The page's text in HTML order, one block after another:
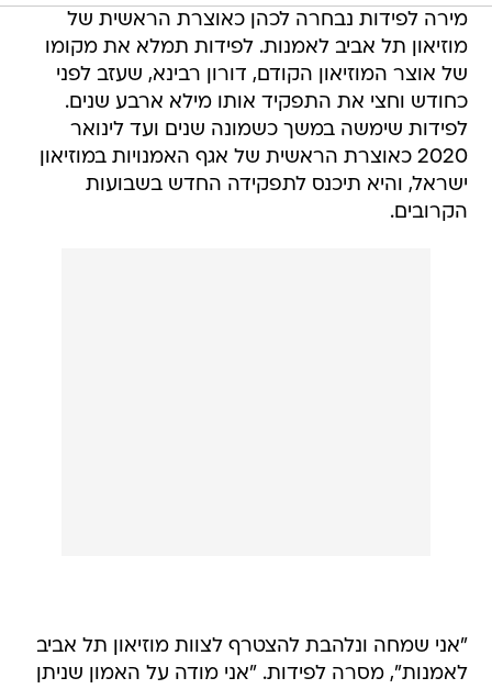
מירה לפידות נבחרה לכהן כאוצרת הראשית של
מוזיאון תל אביב לאמנות. לפידות תמלא את מקומו
של אוצר המוזיאון הקודם, דורון רבינא, שעזב לפני
כחודש וחצי את התפקיד אותו מילא ארבע שנים.
לפידות שימשה במשך כשמונה שנים ועד לינואר
2020 כאוצרת הראשית של אגף האמנויות במוזיאון
ישראל, והיא תיכנס לתפקידה החדש בשבועות
הקרובים.
"אני שמחה ונלהבת להצטרף לצוות מוזיאון תל אביב
לאמנות", מסרה לפידות. "אני מודה על האמון שניתן